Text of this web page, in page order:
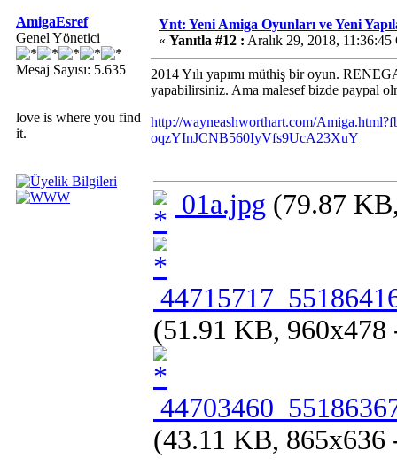
AmigaEsref
Genel Yönetici
Mesaj Sayısı: 5.635
love is where you find
it.
Ynt: Yeni Amiga Oyunları ve Yeni
« Yanıtla #12 : Aralık 29, 2018, 11:36:45
2014 Yılı yapımı müthiş bir oyun.
yapabilirsiniz. Ama malesef bizde paypal
http://wayneashworthart.com/
oqzYInJCNB560IyVfs9UcA23XuY
01a.jpg (79.87
(51.91 KB, 960x478
(43.11 KB, 865x636